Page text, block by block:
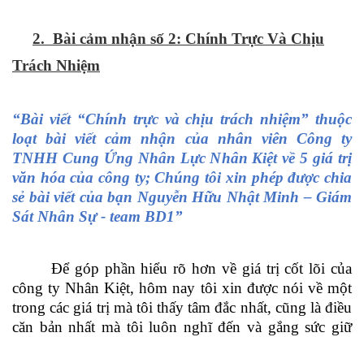
2. Bài cảm nhận số 2: Chính Trực Và Chịu
Trách Nhiệm
“Bài viết “Chính trực và chịu trách nhiệm” thuộc
loạt bài viết cảm nhận của nhân viên Công ty
TNHH Cung Ứng Nhân Lực Nhân Kiệt về 5 giá trị
văn hóa của công ty; Chúng tôi xin phép được chia
sẻ bài viết của bạn Nguyễn Hữu Nhật Minh – Giám
Sát Nhân Sự - team BD1”
Để góp phần hiểu rõ hơn về giá trị cốt lõi của
công ty Nhân Kiệt, hôm nay tôi xin được nói về một
trong các giá trị mà tôi thấy tâm đắc nhất, cũng là điều
căn bản nhất mà tôi luôn nghĩ đến và gắng sức giữ